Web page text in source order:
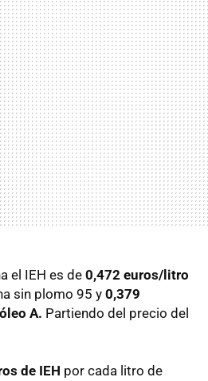
el IEH es de 0,472 euros/litro
sin plomo 95 y 0,379
A. Partiendo del precio del
de IEH por cada litro de